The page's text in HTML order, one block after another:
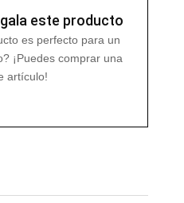
este producto
es perfecto para un
¡Puedes comprar una
artículo!